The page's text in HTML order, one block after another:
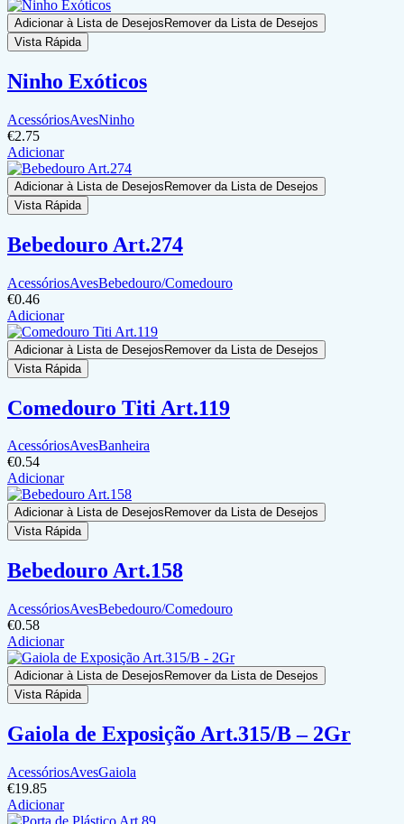
Adicionar à Lista de Desejos Remover da Lista de Desejos
Vista Rápida
Ninho Exóticos
AcessóriosAvesNinho
€2.75
Adicionar
Adicionar à Lista de Desejos Remover da Lista de Desejos
Vista Rápida
Bebedouro Art.274
AcessóriosAvesBebedouro/Comedouro
€0.46
Adicionar
Adicionar à Lista de DesejosRemover da Lista de Desejos
Vista Rápida
Comedouro Titi Art.119
AcessóriosAvesBanheira
€0.54
Adicionar
Adicionar à Lista de Desejos Remover da Lista de Desejos
Vista Rápida
Bebedouro Art.158
AcessóriosAvesBebedouro/Comedouro
€0.58
Adicionar
Adicionar à Lista de Desejos Remover da Lista de Desejos
Vista Rápida
Gaiola de Exposição Art.315/B – 2Gr
AcessóriosAvesGaiola
€19.85
Adicionar